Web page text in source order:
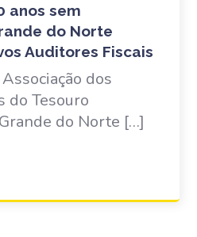
anos sem
do Norte
Auditores Fiscais
dos
do Tesouro
do Norte […]